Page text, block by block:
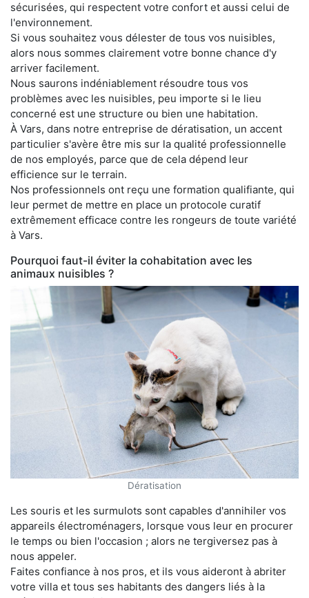
sécurisées, qui respectent votre confort et aussi celui de
l'environnement.
Si vous souhaitez vous délester de tous vos nuisibles,
alors nous sommes clairement votre bonne chance d'y
arriver facilement.
Nous saurons indéniablement résoudre tous vos
problèmes avec les nuisibles, peu importe si le lieu
concerné est une structure ou bien une habitation.
À Vars, dans notre entreprise de dératisation, un accent
particulier s'avère être mis sur la qualité professionnelle
de nos employés, parce que de cela dépend leur
efficience sur le terrain.
Nos professionnels ont reçu une formation qualifiante, qui
leur permet de mettre en place un protocole curatif
extrêmement efficace contre les rongeurs de toute variété
à Vars.
Pourquoi faut-il éviter la cohabitation avec les
animaux nuisibles ?
Dératisation
Les souris et les surmulots sont capables d'annihiler vos
appareils électroménagers, lorsque vous leur en procurer
le temps ou bien l'occasion ; alors ne tergiversez pas à
nous appeler.
Faites confiance à nos pros, et ils vous aideront à abriter
votre villa et tous ses habitants des dangers liés à la